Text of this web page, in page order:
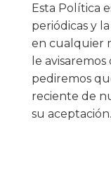
Esta Política
periódicas y
en cualquier
le
pediremos
reciente de
su aceptación.